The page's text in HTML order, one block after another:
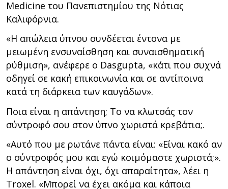
Medicine του Πανεπιστημίου της Νότιας
Καλιφόρνια.
«Η απώλεια ύπνου συνδέεται έντονα με
μειωμένη ενσυναίσθηση και συναισθηματική
ρύθμιση», ανέφερε ο Dasgupta, «κάτι που συχνά
οδηγεί σε κακή επικοινωνία και σε αντίποινα
κατά τη διάρκεια των καυγάδων».
Ποια είναι η απάντηση; Το να κλωτσάς τον
σύντροφό σου στον ύπνο χωριστά κρεβάτια;.
«Αυτό που με ρωτάνε πάντα είναι: «Είναι κακό αν
ο σύντροφός μου και εγώ κοιμόμαστε χωριστά;».
Η απάντηση είναι όχι, όχι απαραίτητα», λέει η
Troxel. «Μπορεί να έχει ακόμα και κάποια